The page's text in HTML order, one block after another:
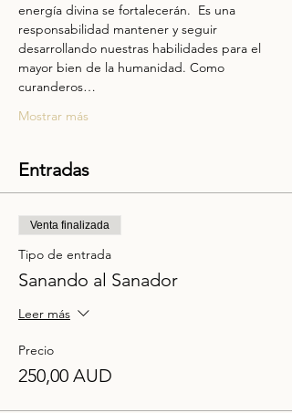
energía divina se fortalecerán.  Es una
responsabilidad mantener y seguir
desarrollando nuestras habilidades para el
mayor bien de la humanidad. Como
curanderos…
Mostrar más
Entradas
Venta finalizada
Tipo de entrada
Sanando al Sanador
Leer más
Precio
250,00 AUD